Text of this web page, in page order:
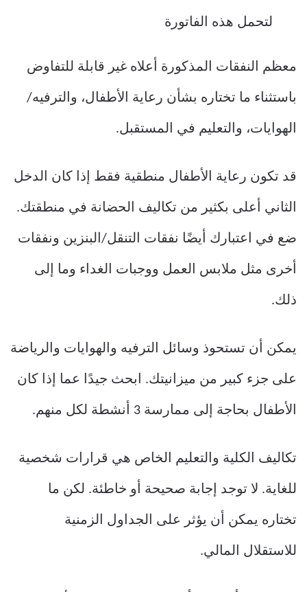
لتحمل هذه الفاتورة
معظم النفقات المذكورة أعلاه غير قابلة للتفاوض
باستثناء ما تختاره بشأن رعاية الأطفال، والترفيه/
الهوايات، والتعليم في المستقبل.
قد تكون رعاية الأطفال منطقية فقط إذا كان الدخل
الثاني أعلى بكثير من تكاليف الحضانة في منطقتك.
ضع في اعتبارك أيضًا نفقات التنقل/البنزين ونفقات
أخرى مثل ملابس العمل ووجبات الغداء وما إلى
ذلك.
يمكن أن تستحوذ وسائل الترفيه والهوايات والرياضة
على جزء كبير من ميزانيتك. ابحث جيدًا عما إذا كان
الأطفال بحاجة إلى ممارسة 3 أنشطة لكل منهم.
تكاليف الكلية والتعليم الخاص هي قرارات شخصية
للغاية. لا توجد إجابة صحيحة أو خاطئة. لكن ما
تختاره يمكن أن يؤثر على الجداول الزمنية
للاستقلال المالي.